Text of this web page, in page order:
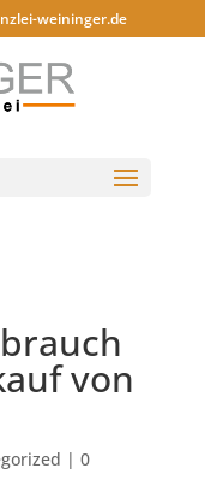
weininger.de
von
| 0